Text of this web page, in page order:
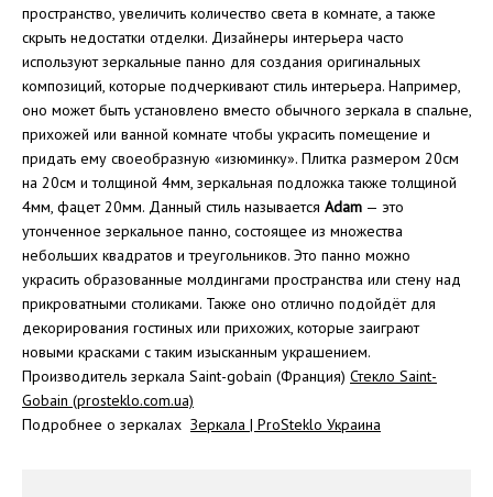
пространство, увеличить количество света в комнате, а также
скрыть недостатки отделки. Дизайнеры интерьера часто
используют зеркальные панно для создания оригинальных
композиций, которые подчеркивают стиль интерьера. Например,
оно может быть установлено вместо обычного зеркала в спальне,
прихожей или ванной комнате чтобы украсить помещение и
придать ему своеобразную «изюминку». Плитка размером 20см
на 20см и толщиной 4мм, зеркальная подложка также толщиной
4мм, фацет 20мм. Данный стиль называется Adam — это
утонченное зеркальное панно, состоящее из множества
небольших квадратов и треугольников. Это панно можно
украсить образованные молдингами пространства или стену над
прикроватными столиками. Также оно отлично подойдёт для
декорирования гостиных или прихожих, которые заиграют
новыми красками с таким изысканным украшением.
Производитель зеркала Saint-gobain (Франция) Стекло Saint-
Gobain (prosteklo.com.ua)
Подробнее о зеркалах Зеркала | ProSteklo Украина